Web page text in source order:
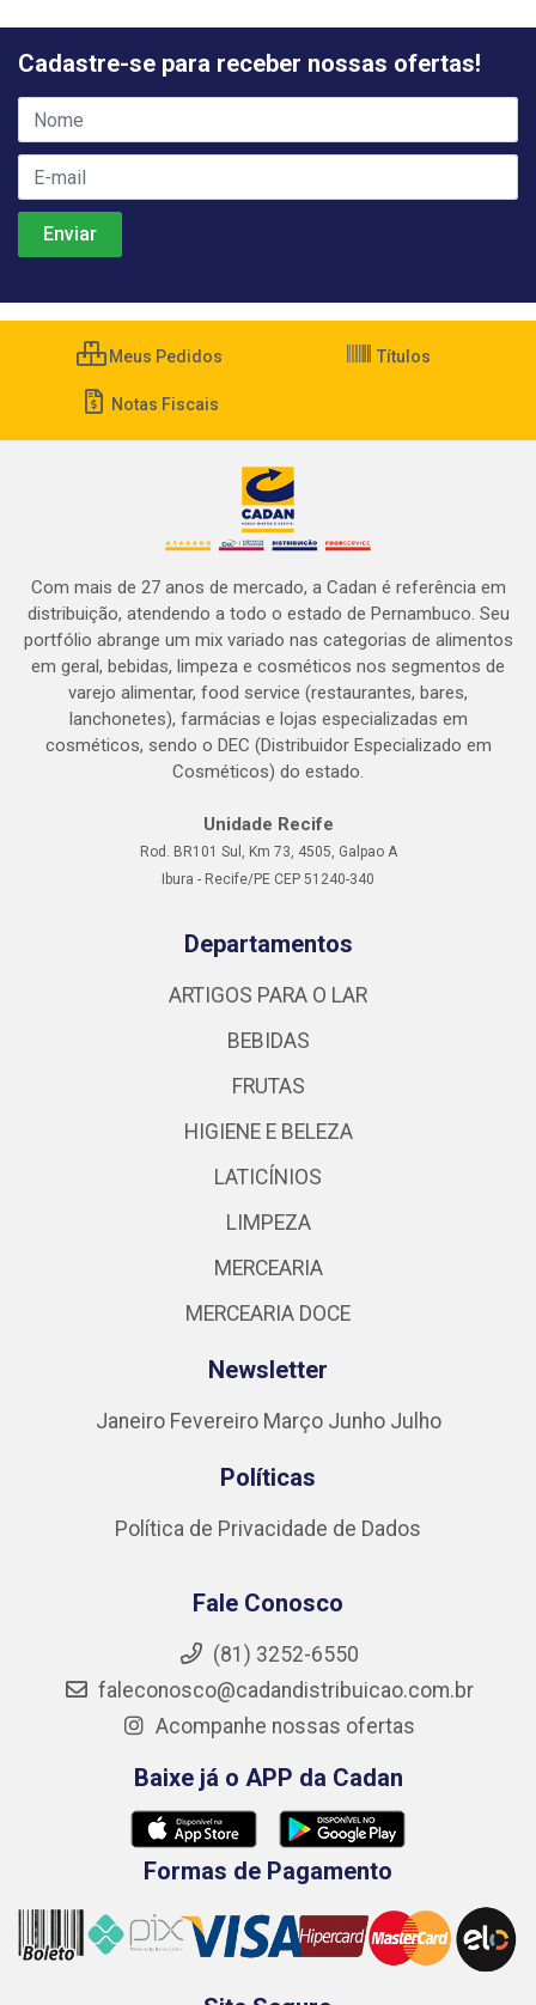
Cadastre-se para receber nossas ofertas!
Meus Pedidos Títulos
Notas Fiscais
Com mais de 27 anos de mercado, a Cadan é referência em
distribuição, atendendo a todo o estado de Pernambuco. Seu
portfólio abrange um mix variado nas categorias de alimentos
em geral, bebidas, limpeza e cosméticos nos segmentos de
varejo alimentar, food service (restaurantes, bares,
lanchonetes), farmácias e lojas especializadas em
cosméticos, sendo o DEC (Distribuidor Especializado em
Cosméticos) do estado.
Unidade Recife
Rod. BR101 Sul, Km 73, 4505, Galpao A
Ibura - Recife/PE CEP 51240-340
Departamentos
ARTIGOS PARA O LAR
BEBIDAS
FRUTAS
HIGIENE E BELEZA
LATICÍNIOS
LIMPEZA
MERCEARIA
MERCEARIA DOCE
Newsletter
Janeiro Fevereiro Março Junho Julho
Políticas
Política de Privacidade de Dados
Fale Conosco
(81) 3252-6550
faleconosco@cadandistribuicao.com.br
Acompanhe nossas ofertas
Baixe já o APP da Cadan
Formas de Pagamento